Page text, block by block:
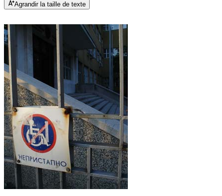
Agrandir la taille de texte